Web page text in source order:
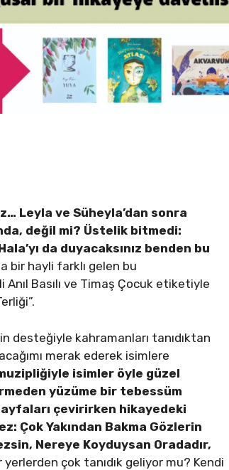
Leyla ve Süheyla’dan sonra
değil mi? Üstelik bitmedi:
da duyacaksınız benden bu
bir hayli farklı gelen bu
Anıl Basılı ve Timaş Çocuk etiketiyle
desteğiyle kahramanları tanıdıktan
merak ederek isimlere
isimler öyle güzel
yüzüme bir tebessüm
çevirirken hikayedeki
Çok Yakından Bakma Gözlerin
Nereye Koyduysan Oradadır,
yerlerden çok tanıdık geliyor mu? Kendi